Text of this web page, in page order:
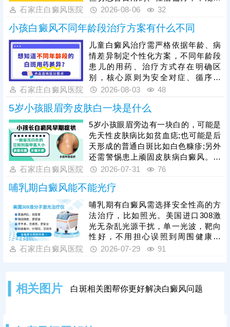
医治不仅无效，还可能刺激娇嫩肌
目前308准分子激光是治疗儿童各部
位白斑的优选安全方法，适配肛门等
隐私敏感部位，靶向作用于白斑患
处，有效刺激黑色素再生，治疗温
和、效果明显，适配儿童体质。白癜
风治疗周期较长，家长一定要坚持带
孩子规范治疗，白斑消退后做好巩固
治疗，杜绝病情复发
石家庄白癜风医院 2026-08-06 32
小孩白癜风不同年龄段治疗方案有什么不同
儿童白癜风治疗需严格依据年龄、病
情差异制定个性化方案，不同年龄段
患儿的用药、治疗方式存在明确区
别，核心原则为安全对症、循序渐
进，所有治疗均需遵从医嘱，切勿盲
目用药。无论哪个年龄段，白癜风治
疗周期较长，坚持规范治疗是复色关
键，家长不可随意停药、换药。同
时，日常护理尤为重要，需做好孩子
的皮肤防晒、保湿，均衡饮食、规律
作息，规避外伤、暴晒等诱发因素，
辅助病情恢复，降低复发概率。
石家庄白癜风医院 2026-08-03 48
5岁小孩眼眉旁皮肤白一块是什么
5岁小孩眼眉旁边有一块白的，可能是
先天性皮肤病比如贫血痣;也可能是后
天形成的普通白斑比如白色糠疹;另外
还需警惕患上顽固皮肤病白癜风。白
斑病种类多，建议家长带孩子前往正
真身。确诊后进行针对性治疗，一人
一方，争取早日控制病情，防止病症
加重，危害身心健康。
石家庄白癜风医院 2026-07-31 76
哺乳期白癜风能不能光疗
哺乳期有白癜风需选择安全性高的方
法治疗，比如照光。美国进口308激
光无杂乱光源干扰，单一光波，靶向
性好，不用担心误照到周围健康皮
肤，突破了治疗人群和部位限制。照
以搭配对症药物进行综合治疗，双管
石家庄白癜风医院 2026-07-29 91
相关图片 白斑相关图帮你更好解决白癜风问题